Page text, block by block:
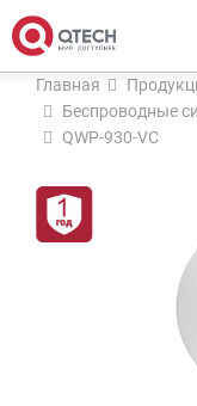
Главная
Беспроводные
QWP-930-VC